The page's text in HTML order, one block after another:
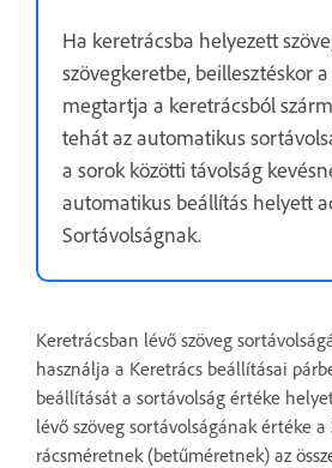
Ha keretrácsba helyezett
szövegkeretbe, beillesztéskor
megtartja a keretrácsból
tehát az automatikus
a sorok közötti távolság
automatikus beállítás helyett
Sortávolságnak.
Keretrácsban lévő szöveg
használja a Keretrács beállításai
beállítását a sortávolság értéke
lévő szöveg sortávolságának értéke
rácsméretnek (betűméretnek) az